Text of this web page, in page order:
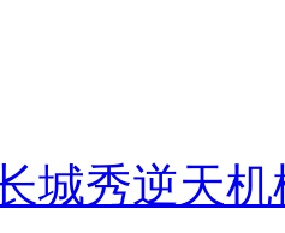
城秀逆天机